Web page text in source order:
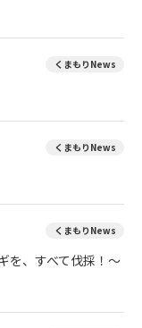
くまもりNews
くまもりNews
くまもりNews
を、すべて伐採！～